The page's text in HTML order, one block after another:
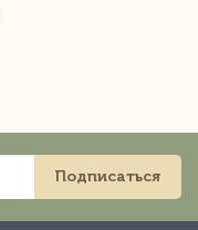
Подписаться